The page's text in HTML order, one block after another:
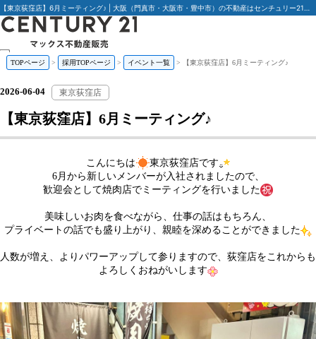
【東京荻窪店】6月ミーティング♪ | 大阪（門真市・大阪市・豊中市）の不動産はセンチュリー21マックス不動産販売
私たちについて
人を知る
社内活動
TOPページ 採用TOPページ イベント一覧 【東京荻窪店】6月ミーティング♪
2026-06-04 東京荻窪店
【東京荻窪店】6月ミーティング♪
こんにちは
東京荻窪店です
6月から新しいメンバーが入社されましたので、
歓迎会として焼肉店でミーティングを行いました
美味しいお肉を食べながら、仕事の話はもちろん、
プライベートの話でも盛り上がり、親睦を深めることができました
人数が増え、よりパワーアップして参りますので、荻窪店をこれからも
よろしくおねがいします